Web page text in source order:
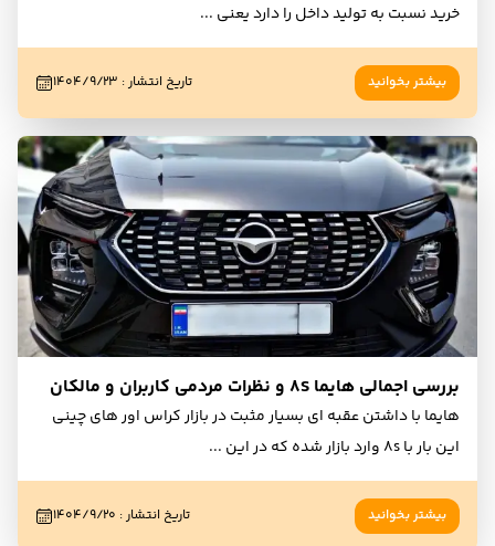
خرید نسبت به تولید داخل را دارد یعنی ...
بیشتر بخوانید تاریخ انتشار: ۱۴۰۴/۹/۲۳
بررسی اجمالی هایما 8S و نظرات مردمی کاربران و مالکان
هایما با داشتن عقبه ای بسیار مثبت در بازار کراس اور های چینی
این بار با 8s وارد بازار شده که در این
...
بیشتر بخوانید تاریخ انتشار: ۱۴۰۴/۹/۲۰